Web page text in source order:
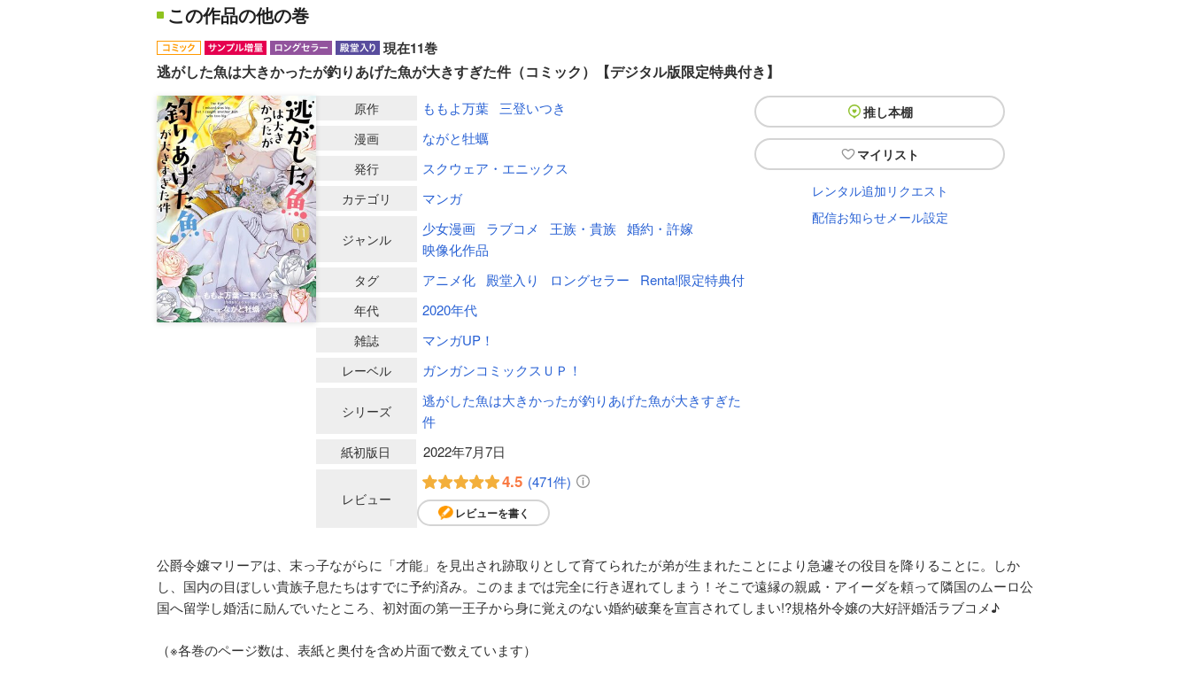
この作品の他の巻
現在11巻
逃がした魚は大きかったが釣りあげた魚が大きすぎた件（コミック）【デジタル版限定特典付き】
推し本棚
マイリスト
レンタル追加リクエスト
配信お知らせメール設定
原作 ももよ万葉 三登いつき
漫画 ながと牡蠣
発行 スクウェア・エニックス
カテゴリ マンガ
ジャンル
少女漫画 ラブコメ 王族・貴族 婚約・許嫁
映像化作品
タグ アニメ化 殿堂入り ロングセラー Renta!限定特典付
年代 2020年代
雑誌 マンガUP！
レーベル ガンガンコミックスＵＰ！
シリーズ
逃がした魚は大きかったが釣りあげた魚が大きすぎた
件
紙初版日 2022年7月7日
レビュー
4.5 (471件)
レビューを書く
公爵令嬢マリーアは、末っ子ながらに「才能」を見出され跡取りとして育てられたが弟が生まれたことにより急遽その役目を降りることに。しか
し、国内の目ぼしい貴族子息たちはすでに予約済み。このままでは完全に行き遅れてしまう！そこで遠縁の親戚・アイーダを頼って隣国のムーロ公
国へ留学し婚活に励んでいたところ、初対面の第一王子から身に覚えのない婚約破棄を宣言されてしまい!?規格外令嬢の大好評婚活ラブコメ♪
（※各巻のページ数は、表紙と奥付を含め片面で数えています）